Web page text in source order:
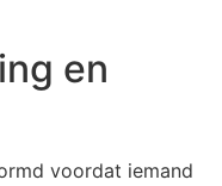
en
voordat iemand